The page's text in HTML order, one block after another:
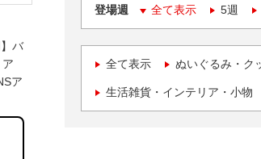
登場週 全て表示 5週
全て表示 ぬいぐるみ・ク
生活雑貨・インテリア・小物
バ
ア